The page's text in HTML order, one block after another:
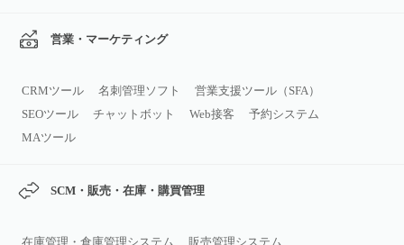
営業・マーケティング
CRMツール 名刺管理ソフト
営業支援ツール（SFA）
SEOツール
チャットボット Web接客
予約システム
MAツール
SCM・販売・在庫・購買管理
在庫管理・倉庫管理システム
販売管理システム